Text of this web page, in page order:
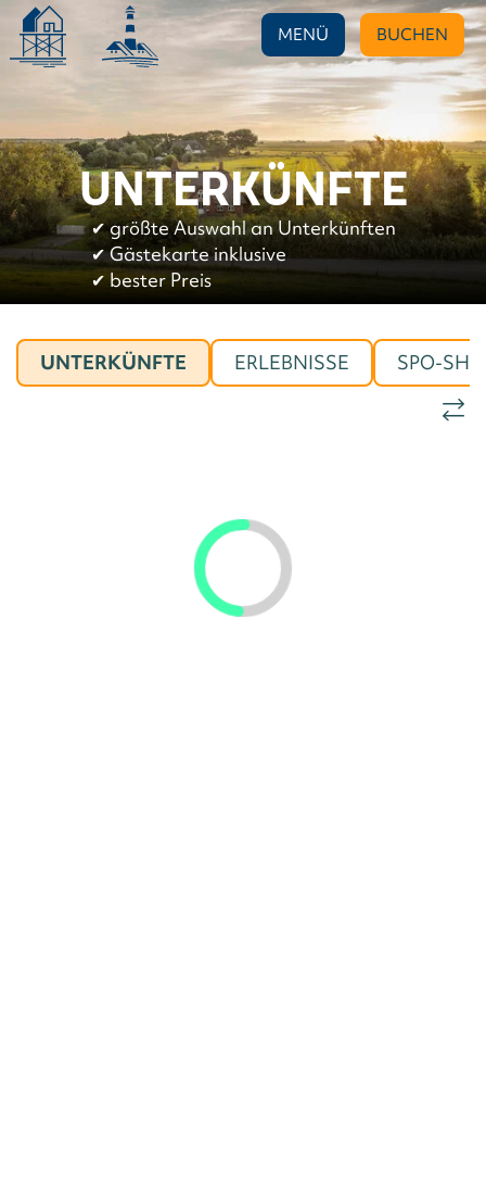
MENÜ BUCHEN
UNTERKÜNFTE
✔︎größte Auswahl an Unterkünften
✔︎Gästekarte inklusive
✔︎ bester Preis
UNTERKÜNFTE ERLEBNISSE SPO-